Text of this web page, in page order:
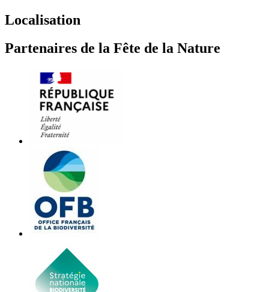
Localisation
Partenaires de la Fête de la Nature